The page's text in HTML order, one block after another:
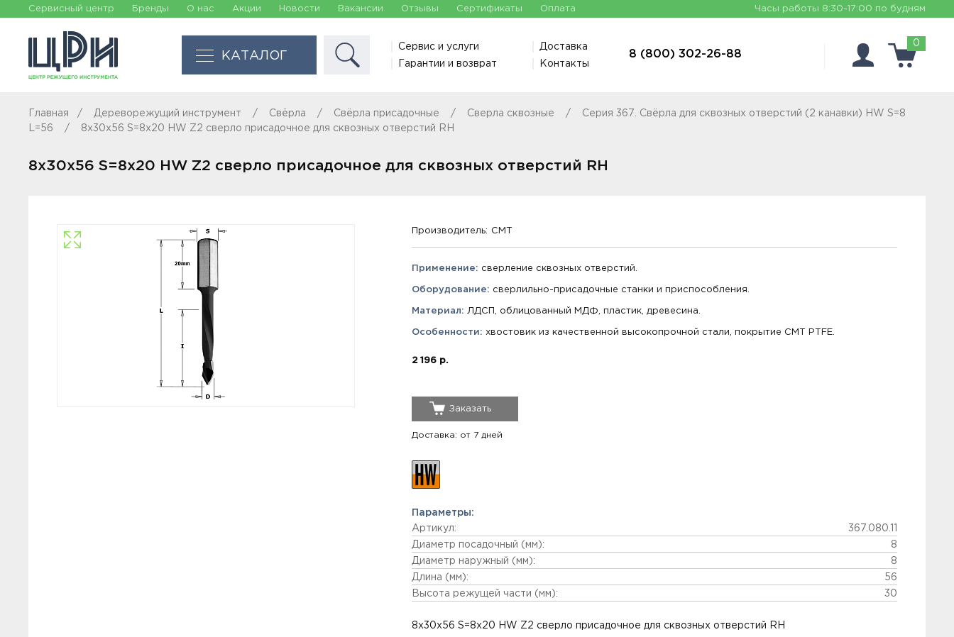
Сервисный центр Бренды О нас Акции Новости Вакансии Отзывы Сертификаты Оплата Часы работы 8:30-17:00 по будням
КАТАЛОГ
Сервис и услуги
Гарантии и возврат
Доставка
Контакты
8 (800) 302-26-88
0
Главная Дереворежущий инструмент Свёрла Свёрла присадочные Сверла сквозные
Серия 367. Свёрла для сквозных отверстий (2 канавки) HW S=8
L=56
8x30x56 S=8x20 HW Z2 сверло присадочное для сквозных отверстий RH
8x30x56 S=8x20 HW Z2 сверло присадочное для сквозных отверстий RH
Производитель: CMT
Применение: сверление сквозных отверстий.
Оборудование: сверлильно-присадочные станки и приспособления.
Материал: ЛДСП, облицованный МДФ, пластик, древесина.
Особенности: хвостовик из качественной высокопрочной стали, покрытие СМТ PTFE.
2 196 р.
Заказать
Доставка: от 7 дней
Параметры:
Артикул:
367.080.11
Диаметр посадочный (мм):
8
Диаметр наружный (мм):
8
Длина (мм):
56
Высота режущей части (мм):
30
8x30x56 S=8x20 HW Z2 сверло присадочное для сквозных отверстий RH